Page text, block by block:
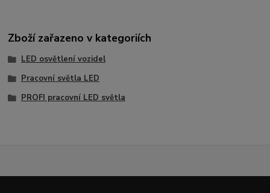
Zboží zařazeno v kategoriích
LED osvětlení vozidel
Pracovní světla LED
PROFI pracovní LED světla